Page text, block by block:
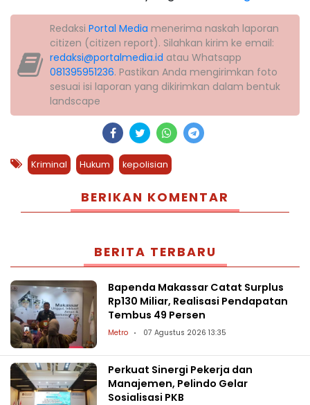
Redaksi Portal Media menerima naskah laporan
citizen (citizen report). Silahkan kirim ke email:
redaksi@portalmedia.id atau Whatsapp
081395951236. Pastikan Anda mengirimkan foto
sesuai isi laporan yang dikirimkan dalam bentuk
landscape
Kriminal Hukum kepolisian
BERIKAN KOMENTAR
BERITA TERBARU
Bapenda Makassar Catat Surplus
Rp130 Miliar, Realisasi Pendapatan
Tembus 49 Persen
Metro 07 Agustus 2026 13:35
Perkuat Sinergi Pekerja dan
Manajemen, Pelindo Gelar
Sosialisasi PKB